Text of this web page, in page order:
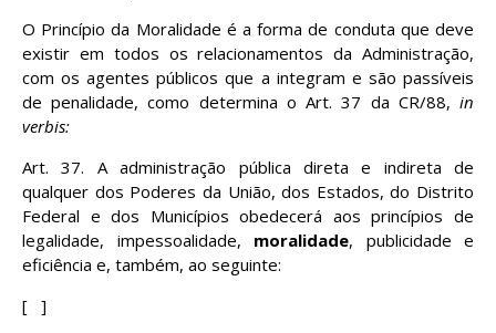
O Princípio da Moralidade é a forma de conduta que deve
existir em todos os relacionamentos da Administração,
com os agentes públicos que a integram e são passíveis
de penalidade, como determina o Art. 37 da CR/88, in
verbis:
Art. 37. A administração pública direta e indireta de
qualquer dos Poderes da União, dos Estados, do Distrito
Federal e dos Municípios obedecerá aos princípios de
legalidade, impessoalidade, moralidade, publicidade e
eficiência e, também, ao seguinte:
[ ]